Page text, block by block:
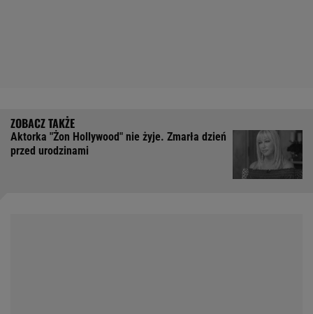
Aktorka "Żon Hollywood" nie żyje. Zmarła dzień
przed urodzinami